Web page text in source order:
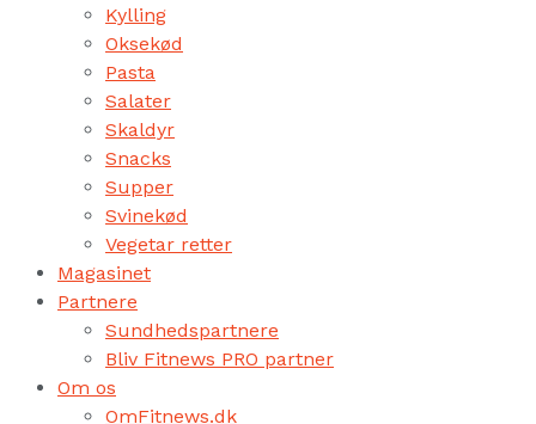
Kylling
Oksekød
Pasta
Salater
Skaldyr
Snacks
Supper
Svinekød
Vegetar retter
Magasinet
Partnere
Sundhedspartnere
Bliv Fitnews PRO partner
Om os
OmFitnews.dk